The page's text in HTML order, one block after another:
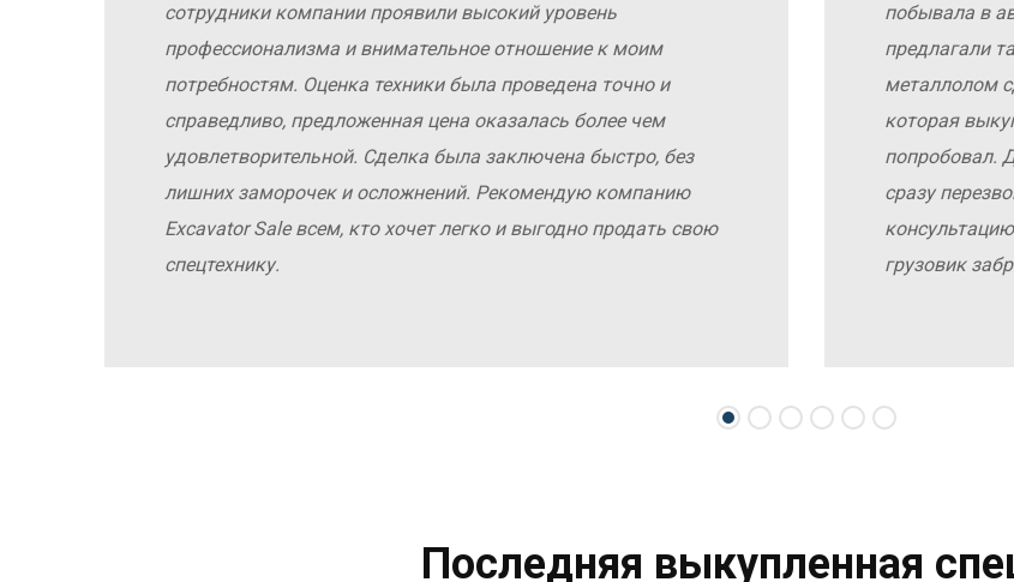
сотрудники компании проявили высокий уровень
профессионализма и внимательное отношение к моим
потребностям. Оценка техники была проведена точно и
справедливо, предложенная цена оказалась более чем
удовлетворительной. Сделка была заключена быстро, без
лишних заморочек и осложнений. Рекомендую компанию
Excavator Sale всем, кто хочет легко и выгодно продать свою
спецтехнику.
побывала в
предлагали
металлолом
которая
попробовал.
сразу
грузовик
Последняя выкупленная